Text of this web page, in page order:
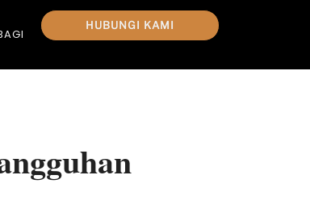
HUBUNGI KAMI